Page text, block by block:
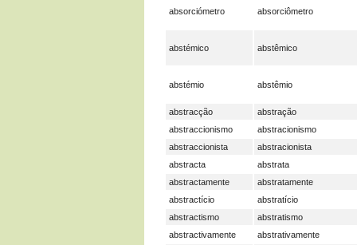
absorciómetro absorciômetro
abstémico abstêmico
abstémio abstêmio
abstracção
abstração
abstraccionismo
abstracionismo
abstraccionista
abstracionista
abstracta
abstrata
abstractamente
abstratamente
abstractício
abstratício
abstractismo
abstratismo
abstractivamente
abstrativamente